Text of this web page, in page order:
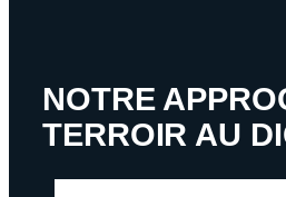
NOTRE
TERROIR AU